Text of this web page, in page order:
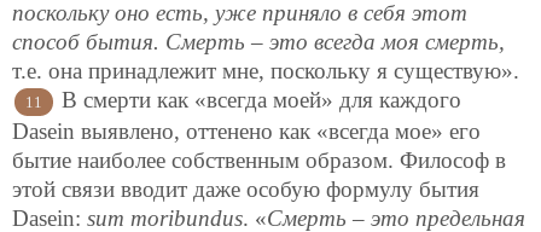
поскольку оно есть, уже приняло в себя этот
способ бытия. Смерть – это всегда моя смерть,
т.е. она принадлежит мне, поскольку я существую».
11
В смерти как «всегда моей» для каждого
Dasein выявлено, оттенено как «всегда мое» его
бытие наиболее собственным образом. Философ в
этой связи вводит даже особую формулу бытия
Dasein: sum moribundus. «Смерть – это предельная